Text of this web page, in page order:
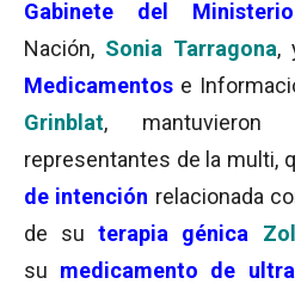
Gabinete del
Nación, Sonia Tarragona,
Medicamentos e
Grinblat, mantuvieron
representantes de la multi,
de intención relacionada
de su terapia génica
su medicamento de